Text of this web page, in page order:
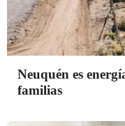
Neuquén es
familias